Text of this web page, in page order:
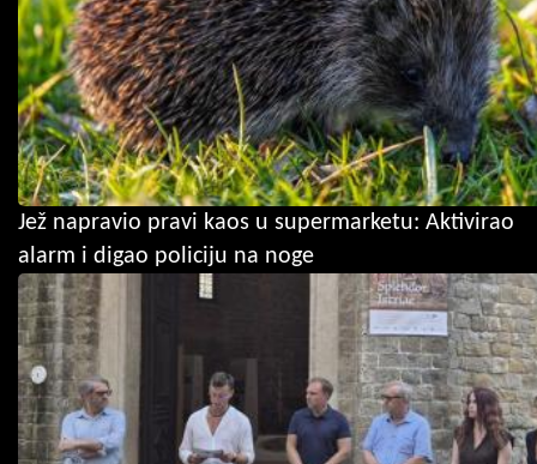
Jež napravio pravi kaos u supermarketu: Aktivirao
alarm i digao policiju na noge